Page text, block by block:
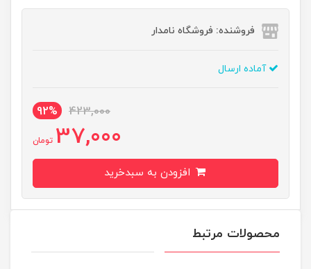
فروشنده: فروشگاه نامدار
آماده ارسال
423,000
92%
37,000 تومان
محصولات مرتبط